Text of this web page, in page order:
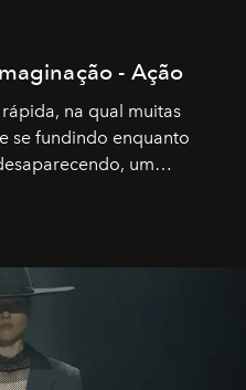
- Ação
na qual muitas
se fundindo enquanto
um
caminho para muitos
senso de missão na vida e